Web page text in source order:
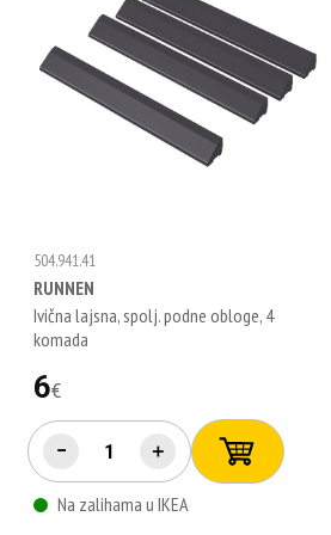
504.941.41
RUNNEN
Ivična lajsna, spolj. podne obloge, 4
komada
6€
− ＋
Na zalihama u IKEA